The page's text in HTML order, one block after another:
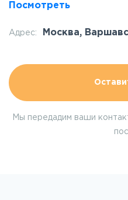
Посмотреть
Адрес: Москва,
Мы передадим ваши